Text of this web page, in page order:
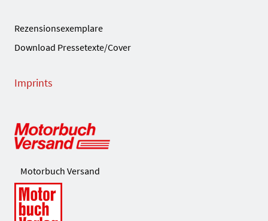
Rezensionsexemplare
Download Pressetexte/Cover
Imprints
Motorbuch Versand